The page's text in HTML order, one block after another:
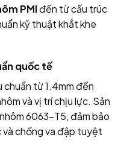
PMIđến từ cấu trúc
kỹ thuật khắt khe
quốc tế
chuẩn từ 1.4mm đến
và vị trí chịu lực. Sản
6063-T5, đảm bảo
và chống va đập tuyệt